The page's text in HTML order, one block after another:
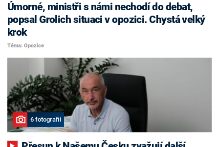
Úmorné, ministři s námi nechodí do debat,
popsal Grolich situaci v opozici. Chystá velký
krok
Téma: Opozice
6 fotografií